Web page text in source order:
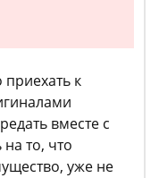
к
вместе с
то, что
уже не